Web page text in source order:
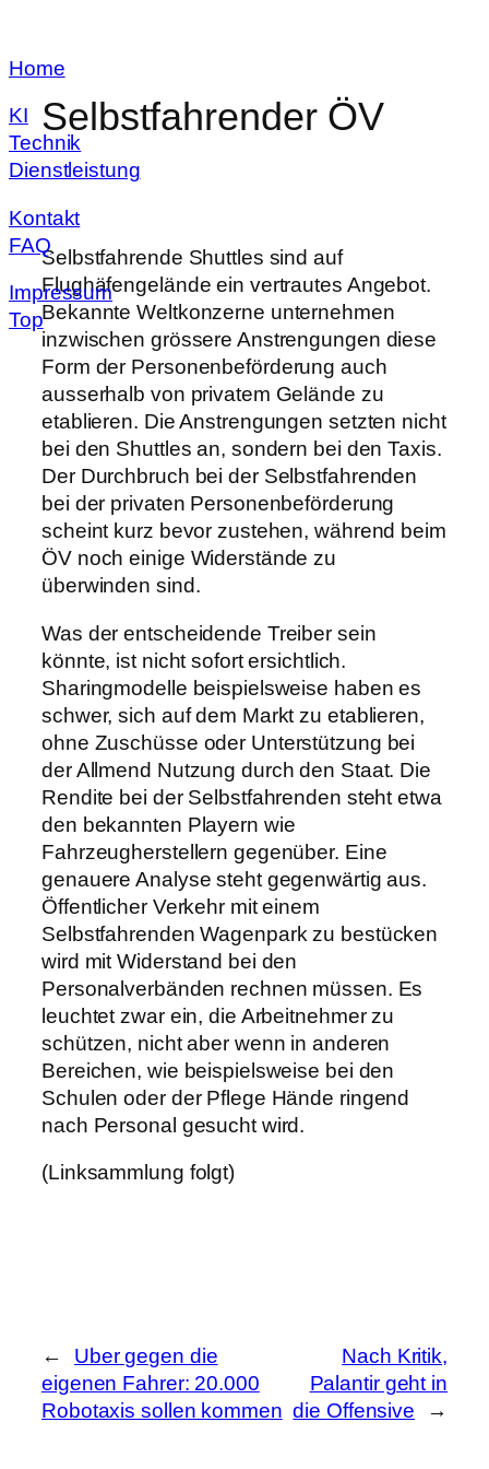
Inhalt
springen
Home
KI
Technik
Dienstleistung
Kontakt
FAQ
Impressum
Top
Selbstfahrender ÖV
Selbstfahrende Shuttles sind auf
Flughäfengelände ein vertrautes Angebot.
Bekannte Weltkonzerne unternehmen
inzwischen grössere Anstrengungen diese
Form der Personenbeförderung auch
ausserhalb von privatem Gelände zu
etablieren. Die Anstrengungen setzten nicht
bei den Shuttles an, sondern bei den Taxis.
Der Durchbruch bei der Selbstfahrenden
bei der privaten Personenbeförderung
scheint kurz bevor zustehen, während beim
ÖV noch einige Widerstände zu
überwinden sind.
Was der entscheidende Treiber sein
könnte, ist nicht sofort ersichtlich.
Sharingmodelle beispielsweise haben es
schwer, sich auf dem Markt zu etablieren,
ohne Zuschüsse oder Unterstützung bei
der Allmend Nutzung durch den Staat. Die
Rendite bei der Selbstfahrenden steht etwa
den bekannten Playern wie
Fahrzeugherstellern gegenüber. Eine
genauere Analyse steht gegenwärtig aus.
Öffentlicher Verkehr mit einem
Selbstfahrenden Wagenpark zu bestücken
wird mit Widerstand bei den
Personalverbänden rechnen müssen. Es
leuchtet zwar ein, die Arbeitnehmer zu
schützen, nicht aber wenn in anderen
Bereichen, wie beispielsweise bei den
Schulen oder der Pflege Hände ringend
nach Personal gesucht wird.
(Linksammlung folgt)
←
Uber gegen die
eigenen Fahrer: 20.000
Robotaxis sollen kommen
Nach Kritik,
Palantir geht in
die Offensive
→